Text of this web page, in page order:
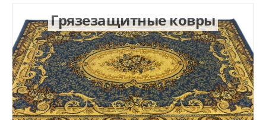
Грязезащитные ковры